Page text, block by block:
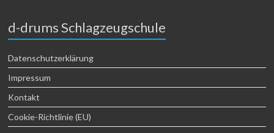
d-drums Schlagzeugschule
Datenschutzerklärung
Impressum
Kontakt
Cookie-Richtlinie (EU)